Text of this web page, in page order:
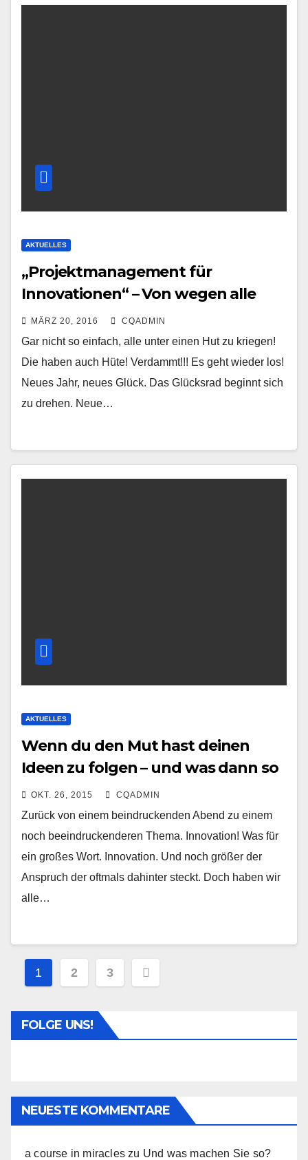
AKTUELLES
„Projektmanagement für
Innovationen“ – Von wegen alle
unter einen Hut! Die haben auch
Hüte!
MÄRZ 20, 2016 CQADMIN
Gar nicht so einfach, alle unter einen Hut zu kriegen!
Die haben auch Hüte! Verdammt!!! Es geht wieder los!
Neues Jahr, neues Glück. Das Glücksrad beginnt sich
zu drehen. Neue…
AKTUELLES
Wenn du den Mut hast deinen
Ideen zu folgen – und was dann so
alles passiert!
OKT. 26, 2015 CQADMIN
Zurück von einem beindruckenden Abend zu einem
noch beeindruckenderen Thema. Innovation! Was für
ein großes Wort. Innovation. Und noch größer der
Anspruch der oftmals dahinter steckt. Doch haben wir
alle…
Beitragsnavigation
1 2 3
FOLGE UNS!
NEUESTE KOMMENTARE
a course in miracles zu Und was machen Sie so?